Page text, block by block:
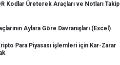
Kodlar Üreterek Araçları ve Notları Takip
Aylara Göre Davranışları (Excel)
Para Piyasası işlemleri için Kar-Zarar